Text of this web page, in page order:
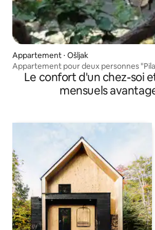
Appartement ⋅ Ošljak
Le confort d'un chez-soi
mensuels